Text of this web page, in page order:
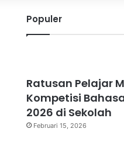
Populer
Ratusan Pelajar
Kompetisi
2026 di Sekolah
Februari 15, 2026